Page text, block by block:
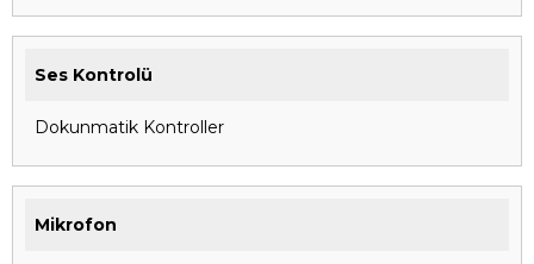
Ses Kontrolü
Dokunmatik Kontroller
Mikrofon